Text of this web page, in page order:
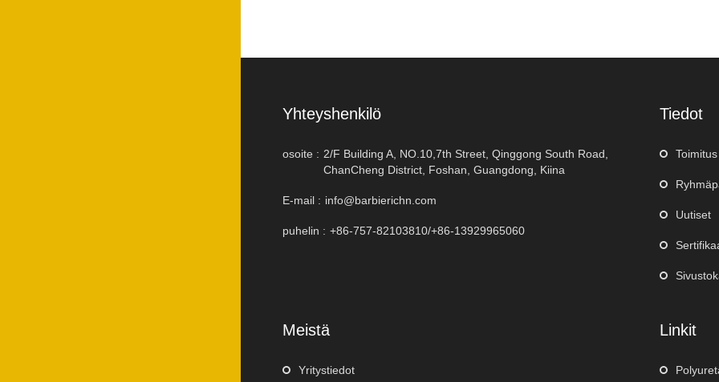
Yhteyshenkilö
osoite : 2/F Building A, NO.10,7th Street, Qinggong South Road,
ChanCheng District, Foshan, Guangdong, Kiina
E-mail : info@barbierichn.com
puhelin : +86-757-82103810/+86-13929965060
Tiedot
Toimitus
Uutiset
Meistä
Yritystiedot
Linkit